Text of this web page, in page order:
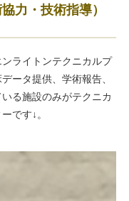
力・技術指導）
ライトンテクニカルプ
ータ提供、学術報告、
る施設のみがテクニカ
です↓。